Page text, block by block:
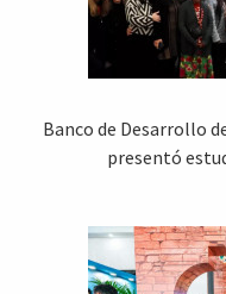
Banco de Desarrollo
presentó